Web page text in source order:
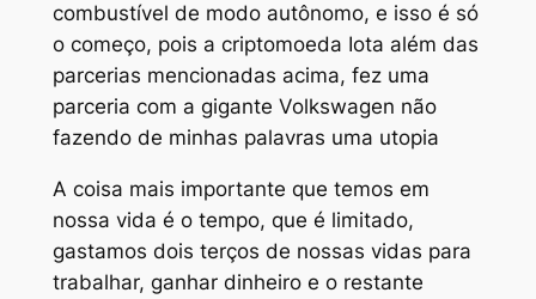
combustível de modo autônomo, e isso é só
o começo, pois a criptomoeda Iota além das
parcerias mencionadas acima, fez uma
parceria com a gigante Volkswagen não
fazendo de minhas palavras uma utopia
A coisa mais importante que temos em
nossa vida é o tempo, que é limitado,
gastamos dois terços de nossas vidas para
trabalhar, ganhar dinheiro e o restante